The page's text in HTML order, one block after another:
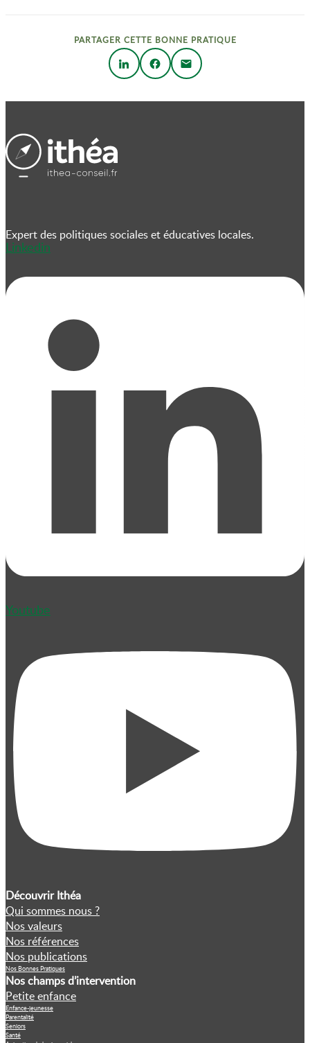
PARTAGER CETTE BONNE PRATIQUE
Expert des politiques sociales et éducatives locales.
Linkedin
Youtube
Découvrir Ithéa
Qui sommes nous ?
Nos valeurs
Nos références
Nos publications
Nos Bonnes Pratiques
Nos champs d’intervention
Petite enfance
Enfance-jeunesse
Parentalité
Seniors
Santé